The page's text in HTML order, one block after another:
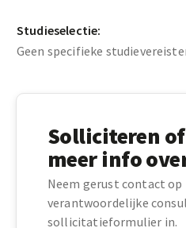
Studieselectie:
Geen specifieke
Solliciteren
meer info
Neem gerust contact op
verantwoordelijke
sollicitatieformulier in.